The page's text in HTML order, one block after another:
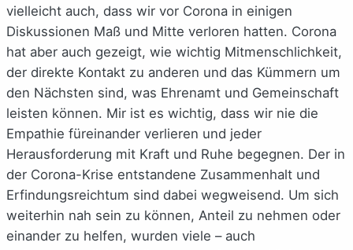
vielleicht auch, dass wir vor Corona in einigen
Diskussionen Maß und Mitte verloren hatten. Corona
hat aber auch gezeigt, wie wichtig Mitmenschlichkeit,
der direkte Kontakt zu anderen und das Kümmern um
den Nächsten sind, was Ehrenamt und Gemeinschaft
leisten können. Mir ist es wichtig, dass wir nie die
Empathie füreinander verlieren und jeder
Herausforderung mit Kraft und Ruhe begegnen. Der in
der Corona-Krise entstandene Zusammenhalt und
Erfindungsreichtum sind dabei wegweisend. Um sich
weiterhin nah sein zu können, Anteil zu nehmen oder
einander zu helfen, wurden viele – auch